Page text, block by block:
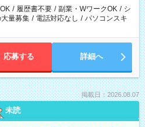
/ 履歴書不要 / 副業・WワークOK / シ
量募集 / 電話対応なし / パソコンスキ
応募する 詳細へ
掲載日：2026.08.07
未読